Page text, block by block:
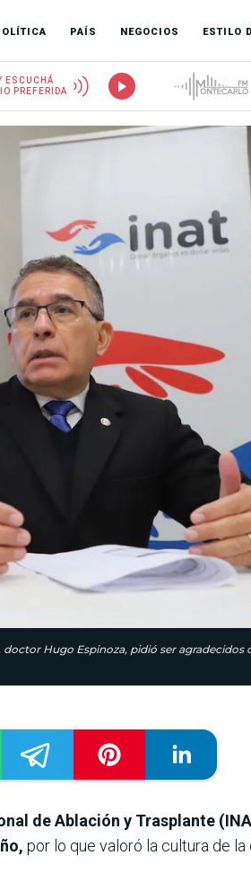
PAÍS NEGOCIOS ESTILO
ESCUCHÁ
PREFERIDA
Hugo Espinoza, pidió ser agradecidos
de Ablación y Trasplante
por lo que valoró la cultura de